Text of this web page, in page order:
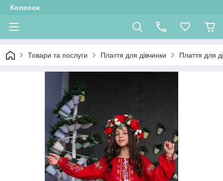
Колосок
Товари та послуги Плаття для дівчинки Плаття для